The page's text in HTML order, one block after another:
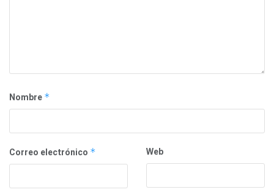
Nombre *
Correo electrónico * Web